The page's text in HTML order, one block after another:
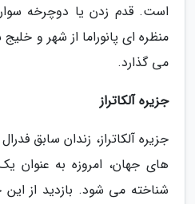
است. قدم زدن یا دوچرخه
منظره ای پانوراما از شهر و
می گذارد.
جزیره آلکاتراز
جزیره آلکاتراز، زندان سابق
های جهان، امروزه به عنوان
شناخته می شود. بازدید از